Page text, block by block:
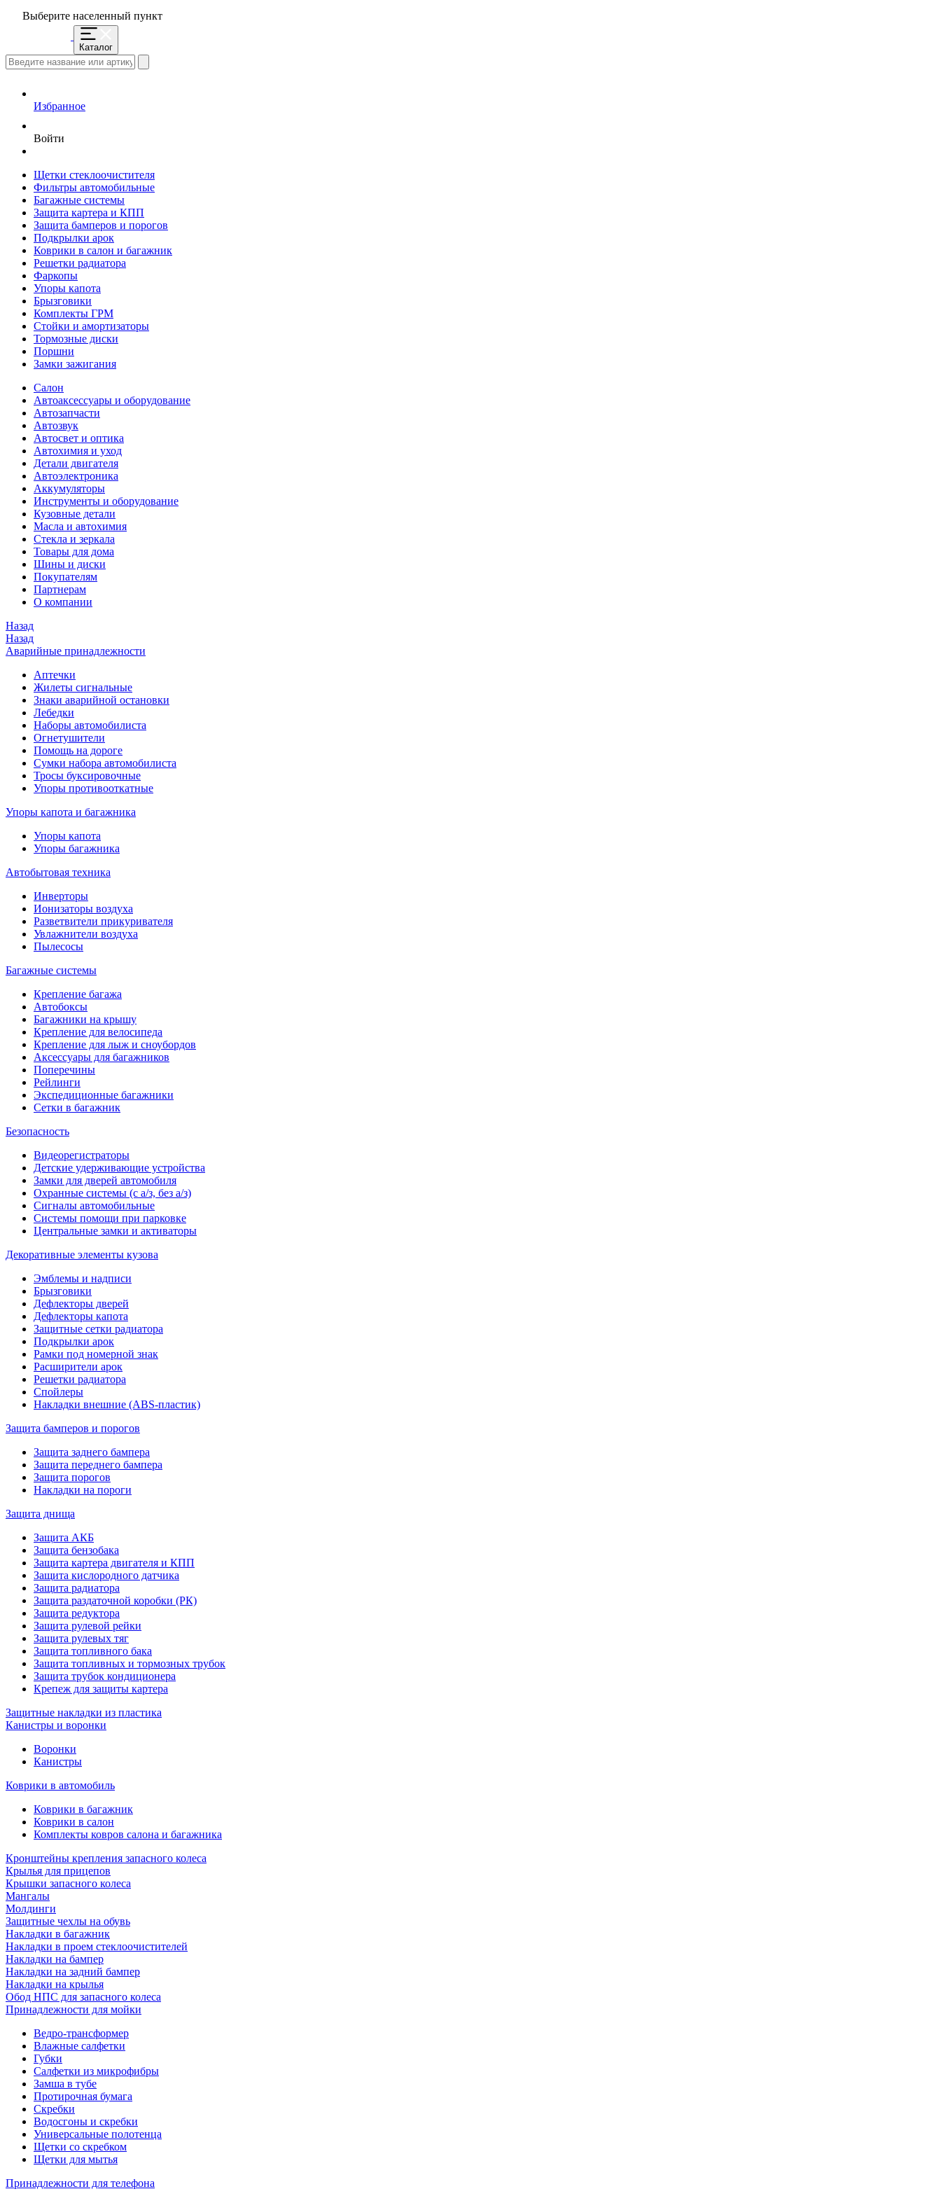
Выберите населенный пункт
Каталог
Избранное
Войти
Щетки стеклоочистителя
Фильтры автомобильные
Багажные системы
Защита картера и КПП
Защита бамперов и порогов
Подкрылки арок
Коврики в салон и багажник
Решетки радиатора
Фаркопы
Упоры капота
Брызговики
Комплекты ГРМ
Стойки и амортизаторы
Тормозные диски
Поршни
Замки зажигания
Салон
Автоаксессуары и оборудование
Автозапчасти
Автозвук
Автосвет и оптика
Автохимия и уход
Детали двигателя
Автоэлектроника
Аккумуляторы
Инструменты и оборудование
Кузовные детали
Масла и автохимия
Стекла и зеркала
Товары для дома
Шины и диски
Покупателям
Партнерам
О компании
Назад
Назад
Аварийные принадлежности
Аптечки
Жилеты сигнальные
Знаки аварийной остановки
Лебедки
Наборы автомобилиста
Огнетушители
Помощь на дороге
Сумки набора автомобилиста
Тросы буксировочные
Упоры противооткатные
Упоры капота и багажника
Упоры капота
Упоры багажника
Автобытовая техника
Инверторы
Ионизаторы воздуха
Разветвители прикуривателя
Увлажнители воздуха
Пылесосы
Багажные системы
Крепление багажа
Автобоксы
Багажники на крышу
Крепление для велосипеда
Крепление для лыж и сноубордов
Аксессуары для багажников
Поперечины
Рейлинги
Экспедиционные багажники
Сетки в багажник
Безопасность
Видеорегистраторы
Детские удерживающие устройства
Замки для дверей автомобиля
Охранные системы (с а/з, без а/з)
Сигналы автомобильные
Системы помощи при парковке
Центральные замки и активаторы
Декоративные элементы кузова
Эмблемы и надписи
Брызговики
Дефлекторы дверей
Дефлекторы капота
Защитные сетки радиатора
Подкрылки арок
Рамки под номерной знак
Расширители арок
Решетки радиатора
Спойлеры
Накладки внешние (ABS-пластик)
Защита бамперов и порогов
Защита заднего бампера
Защита переднего бампера
Защита порогов
Накладки на пороги
Защита днища
Защита АКБ
Защита бензобака
Защита картера двигателя и КПП
Защита кислородного датчика
Защита радиатора
Защита раздаточной коробки (РК)
Защита редуктора
Защита рулевой рейки
Защита рулевых тяг
Защита топливного бака
Защита топливных и тормозных трубок
Защита трубок кондиционера
Крепеж для защиты картера
Защитные накладки из пластика
Канистры и воронки
Воронки
Канистры
Коврики в автомобиль
Коврики в багажник
Коврики в салон
Комплекты ковров салона и багажника
Кронштейны крепления запасного колеса
Крылья для прицепов
Крышки запасного колеса
Мангалы
Молдинги
Защитные чехлы на обувь
Накладки в багажник
Накладки в проем стеклоочистителей
Накладки на бампер
Накладки на задний бампер
Накладки на крылья
Обод НПС для запасного колеса
Принадлежности для мойки
Ведро-трансформер
Влажные салфетки
Губки
Салфетки из микрофибры
Замша в тубе
Протирочная бумага
Скребки
Водосгоны и скребки
Универсальные полотенца
Щетки со скребком
Щетки для мытья
Принадлежности для телефона